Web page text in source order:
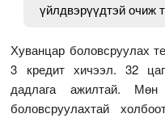
үйлдвэрүүдтэй очиж
Хуванцар боловсруулах
3 кредит хичээл. 32
дадлага ажилтай. Мөн
боловсруулахтай